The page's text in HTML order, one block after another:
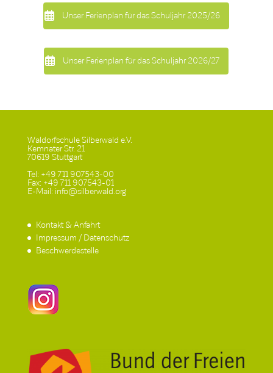
Unser Ferienplan für das Schuljahr 2025/26
Unser Ferienplan für das Schuljahr 2026/27
Waldorfschule Silberwald e.V.
Kemnater Str. 21
70619 Stuttgart
Tel: +49 711 907543-00
Fax: +49 711 907543-01
E-Mail: info@silberwald.org
Kontakt & Anfahrt
Impressum / Datenschutz
Beschwerdestelle